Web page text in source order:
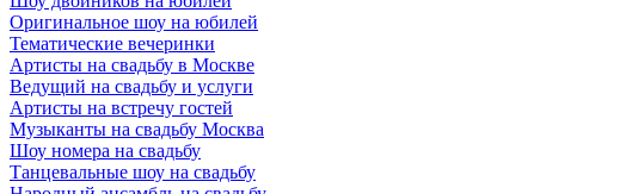
Оригинальное шоу на юбилей
Тематические вечеринки
Артисты на свадьбу в Москве
Ведущий на свадьбу и услуги
Артисты на встречу гостей
Музыканты на свадьбу Москва
Шоу номера на свадьбу
Танцевальные шоу на свадьбу